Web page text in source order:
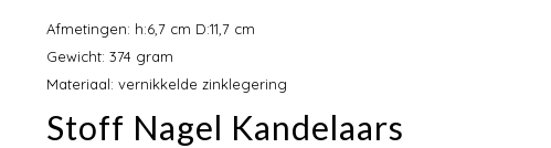
Afmetingen: h:6,7 cm D:11,7 cm
Gewicht: 374 gram
Materiaal: vernikkelde zinklegering
Stoff Nagel Kandelaars